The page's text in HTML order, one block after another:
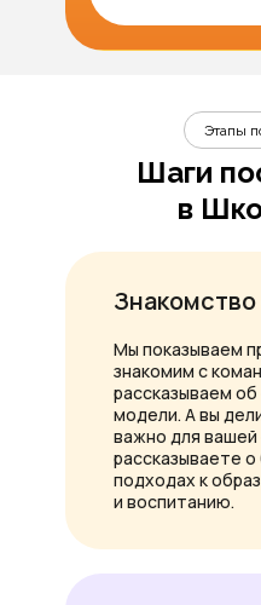
Мы показываем
знакомим с
рассказываем
модели. А вы
важно для вашей
рассказываете о
подходах к
и воспитанию.
Шаги
в
Этапы